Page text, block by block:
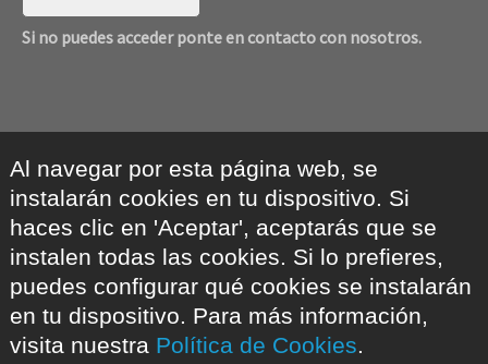
Si no puedes acceder ponte en contacto con nosotros.
Al navegar por esta página web, se
instalarán cookies en tu dispositivo. Si
haces clic en 'Aceptar', aceptarás que se
instalen todas las cookies. Si lo prefieres,
puedes configurar qué cookies se instalarán
en tu dispositivo. Para más información,
visita nuestra Política de Cookies.